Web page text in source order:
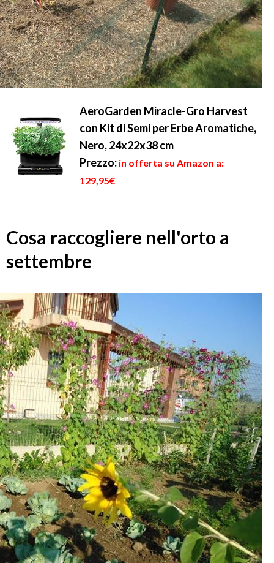
AeroGarden Miracle-Gro Harvest
con Kit di Semi per Erbe Aromatiche,
Nero, 24x22x38 cm
Prezzo: in offerta su Amazon a:
129,95€
Cosa raccogliere nell'orto a
settembre